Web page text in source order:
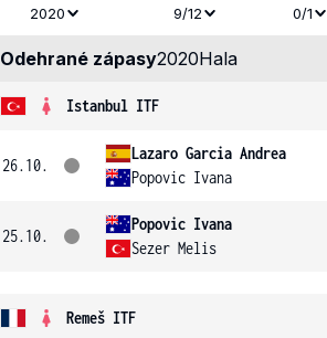
2020 9/12 0/1
Odehrané zápasy2020Hala
Istanbul ITF
26.10.
Lazaro Garcia Andrea
Popovic Ivana
25.10.
Popovic Ivana
Sezer Melis
Remeš ITF